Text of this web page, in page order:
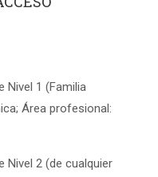
Nivel 1 (Familia
Área profesional:
Nivel 2 (de cualquier